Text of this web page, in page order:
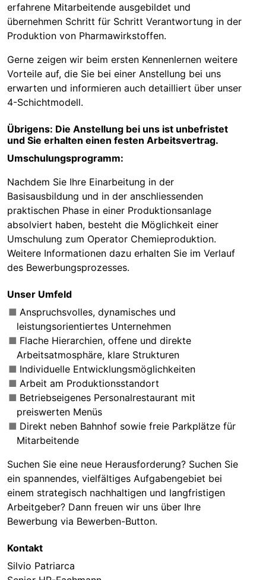
erfahrene Mitarbeitende ausgebildet und
übernehmen Schritt für Schritt Verantwortung in der
Produktion von Pharmawirkstoffen.
Gerne zeigen wir beim ersten Kennenlernen weitere
Vorteile auf, die Sie bei einer Anstellung bei uns
erwarten und informieren auch detailliert über unser
4-Schichtmodell.
Übrigens: Die Anstellung bei uns ist unbefristet
und Sie erhalten einen festen Arbeitsvertrag.
Umschulungsprogramm:
Nachdem Sie Ihre Einarbeitung in der
Basisausbildung und in der anschliessenden
praktischen Phase in einer Produktionsanlage
absolviert haben, besteht die Möglichkeit einer
Umschulung zum Operator Chemieproduktion.
Weitere Informationen dazu erhalten Sie im Verlauf
des Bewerbungsprozesses.
Unser Umfeld
Anspruchsvolles, dynamisches und
leistungsorientiertes Unternehmen
Flache Hierarchien, offene und direkte
Arbeitsatmosphäre, klare Strukturen
Individuelle Entwicklungsmöglichkeiten
Arbeit am Produktionsstandort
Betriebseigenes Personalrestaurant mit
preiswerten Menüs
Direkt neben Bahnhof sowie freie Parkplätze für
Mitarbeitende
Suchen Sie eine neue Herausforderung? Suchen Sie
ein spannendes, vielfältiges Aufgabengebiet bei
einem strategisch nachhaltigen und langfristigen
Arbeitgeber? Dann freuen wir uns über Ihre
Bewerbung via Bewerben-Button.
Kontakt
Silvio Patriarca